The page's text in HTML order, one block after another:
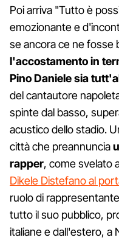
Poi arriva "Tutto è
emozionante e
se ancora ce ne fosse
l'accostamento in
Pino Daniele sia
del cantautore
spinte dal basso,
acustico dello stadio.
città che preannuncia
rapper, come svelato
Dikele Distefano al
ruolo di
tutto il suo pubblico,
italiane e dall'estero, a